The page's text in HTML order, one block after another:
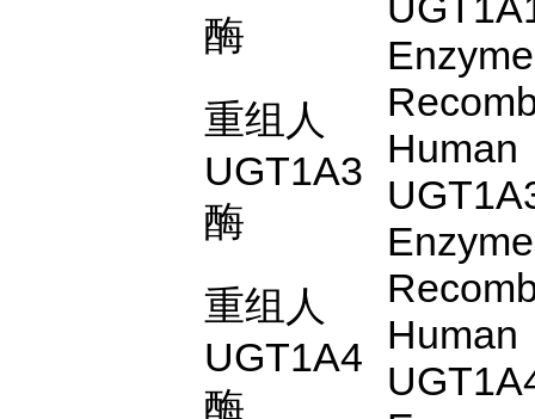
酶
Enzyme
重组人
UGT1A3
酶
Human
Enzyme
重组人
UGT1A4
酶
Human